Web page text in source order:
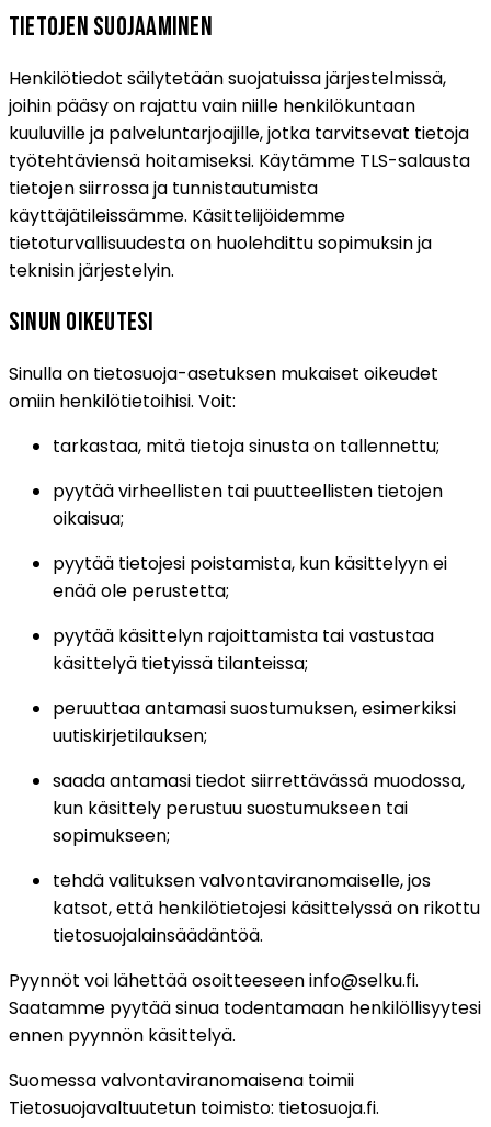
Tietojen suojaaminen
Henkilötiedot säilytetään suojatuissa järjestelmissä,
joihin pääsy on rajattu vain niille henkilökuntaan
kuuluville ja palveluntarjoajille, jotka tarvitsevat tietoja
työtehtäviensä hoitamiseksi. Käytämme TLS-salausta
tietojen siirrossa ja tunnistautumista
käyttäjätileissämme. Käsittelijöidemme
tietoturvallisuudesta on huolehdittu sopimuksin ja
teknisin järjestelyin.
Sinun oikeutesi
Sinulla on tietosuoja-asetuksen mukaiset oikeudet
omiin henkilötietoihisi. Voit:
tarkastaa, mitä tietoja sinusta on tallennettu;
pyytää virheellisten tai puutteellisten tietojen
oikaisua;
pyytää tietojesi poistamista, kun käsittelyyn ei
enää ole perustetta;
pyytää käsittelyn rajoittamista tai vastustaa
käsittelyä tietyissä tilanteissa;
peruuttaa antamasi suostumuksen, esimerkiksi
uutiskirjetilauksen;
saada antamasi tiedot siirrettävässä muodossa,
kun käsittely perustuu suostumukseen tai
sopimukseen;
tehdä valituksen valvontaviranomaiselle, jos
katsot, että henkilötietojesi käsittelyssä on rikottu
tietosuojalainsäädäntöä.
Pyynnöt voi lähettää osoitteeseeninfo@selku.fi.
Saatamme pyytää sinua todentamaan henkilöllisyytesi
ennen pyynnön käsittelyä.
Suomessa valvontaviranomaisena toimii
Tietosuojavaltuutetun toimisto: tietosuoja.fi.